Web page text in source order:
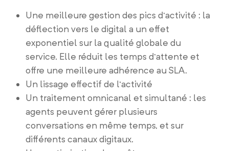
Une meilleure gestion des pics d’activité : la
déflection vers le digital a un effet
exponentiel sur la qualité globale du
service. Elle réduit les temps d’attente et
offre une meilleure adhérence au SLA.
Un lissage effectif de l’activité
Un traitement omnicanal et simultané : les
agents peuvent gérer plusieurs
conversations en même temps, et sur
différents canaux digitaux.